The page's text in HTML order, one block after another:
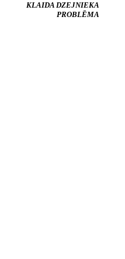
KLAIDA DZEJNIEKA
PROBLĒMA